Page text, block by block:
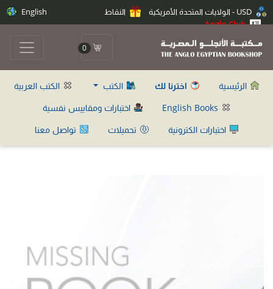
النقاط
Anglo Club
English
0
الرئيسية اخترنا لك الكتب
الكتب العربية
اختبارات ومقاييس نفسية
اختبارات الكترونية
تحميلات تواصل معنا